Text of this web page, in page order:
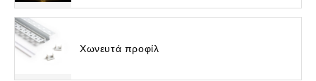
Χωνευτά προφίλ